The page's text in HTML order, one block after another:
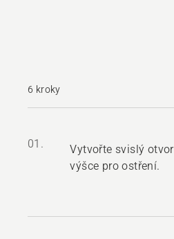
6 kroky
01.
Vytvořte svislý
výšce pro ostření.